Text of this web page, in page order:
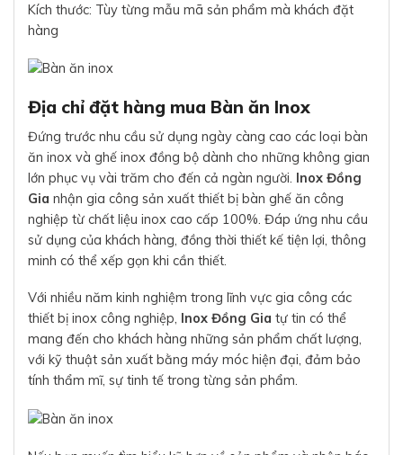
Kích thước: Tùy từng mẫu mã sản phẩm mà khách đặt
hàng
Địa chỉ đặt hàng mua Bàn ăn Inox
Đứng trước nhu cầu sử dụng ngày càng cao các loại bàn
ăn inox và ghế inox đồng bộ dành cho những không gian
lớn phục vụ vài trăm cho đến cả ngàn người. Inox Đồng
Gia nhận gia công sản xuất thiết bị bàn ghế ăn công
nghiệp từ chất liệu inox cao cấp 100%. Đáp ứng nhu cầu
sử dụng của khách hàng, đồng thời thiết kế tiện lợi, thông
minh có thể xếp gọn khi cần thiết.
Với nhiều năm kinh nghiệm trong lĩnh vực gia công các
thiết bị inox công nghiệp, Inox Đồng Gia tự tin có thể
mang đến cho khách hàng những sản phẩm chất lượng,
với kỹ thuật sản xuất bằng máy móc hiện đại, đảm bảo
tính thẩm mĩ, sự tinh tế trong từng sản phẩm.